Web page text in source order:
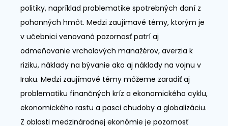
politiky, napríklad problematike spotrebných daní z
pohonných hmôt. Medzi zaujímavé témy, ktorým je
v učebnici venovaná pozornosť patrí aj
odmeňovanie vrcholových manažérov, averzia k
riziku, náklady na bývanie ako aj náklady na vojnu v
Iraku. Medzi zaujímavé témy môžeme zaradiť aj
problematiku finančných kríz a ekonomického cyklu,
ekonomického rastu a pasci chudoby a globalizáciu.
Z oblasti medzinárodnej ekonómie je pozornosť